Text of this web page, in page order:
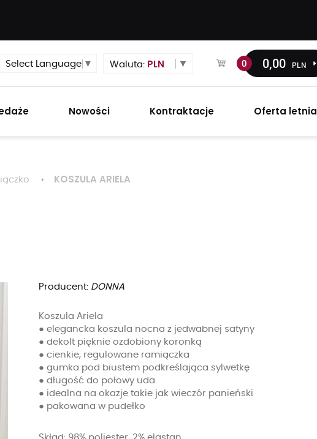
Select Language ▼ Waluta: PLN 0 0,00 PLN
Nowości Kontraktacje Oferta letnia
KOSZULA ARIELA
Producent: DONNA
Koszula Ariela
● elegancka koszula nocna z jedwabnej satyny
● dekolt pięknie ozdobiony koronką
● cienkie, regulowane ramiączka
● gumka pod biustem podkreślająca sylwetkę
● długość do połowy uda
● idealna na okazje takie jak wieczór panieński
● pakowana w pudełko